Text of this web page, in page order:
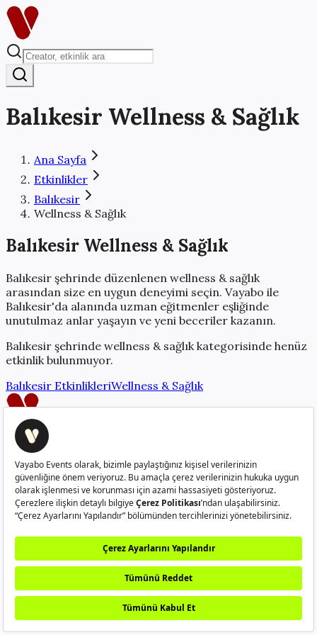
Balıkesir Wellness & Sağlık
Ana Sayfa
Etkinlikler
Balıkesir
Wellness & Sağlık
Balıkesir Wellness & Sağlık
Balıkesir şehrinde düzenlenen wellness & sağlık
arasından size en uygun deneyimi seçin. Vayabo ile
Balıkesir'da alanında uzman eğitmenler eşliğinde
unutulmaz anlar yaşayın ve yeni beceriler kazanın.
Balıkesir şehrinde wellness & sağlık kategorisinde henüz
etkinlik bulunmuyor.
Balıkesir EtkinlikleriWellness & Sağlık
Creatorlerı güçlendiren platform
info@vayabo.com
+90 532 429 37 05
HakkımızdaNasıl Çalışır?Sıkça Sorulan SorularCreator
Kullanım KoşullarıGizlilik PolitikasıKullanıcı Aydınlatma
Metni
Veri Sahibi Başvuru Formu
©2026Vayabo. Tüm hakları saklıdır.